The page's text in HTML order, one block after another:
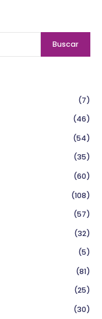
Buscar
(7)
(46)
(54)
(35)
(60)
(108)
(57)
(32)
(5)
(81)
(25)
(30)